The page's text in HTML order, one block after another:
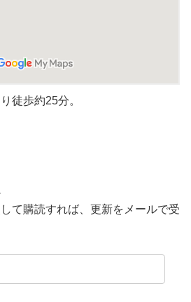
徒歩約25分。
て購読すれば、更新をメールで受